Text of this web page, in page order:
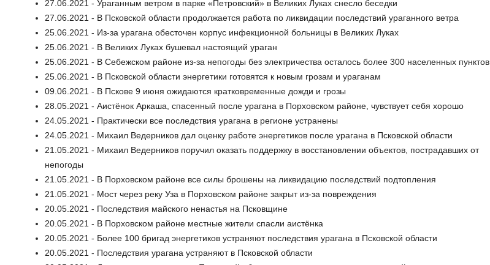
27.06.2021 - Ураганным ветром в парке «Петровский» в Великих Луках снесло беседки
27.06.2021 - В Псковской области продолжается работа по ликвидации последствий ураганного ветра
25.06.2021 - Из-за урагана обесточен корпус инфекционной больницы в Великих Луках
25.06.2021 - В Великих Луках бушевал настоящий ураган
25.06.2021 - В Себежском районе из-за непогоды без электричества осталось более 300 населенных пунктов
25.06.2021 - В Псковской области энергетики готовятся к новым грозам и ураганам
09.06.2021 - В Пскове 9 июня ожидаются кратковременные дожди и грозы
28.05.2021 - Аистёнок Аркаша, спасенный после урагана в Порховском районе, чувствует себя хорошо
24.05.2021 - Практически все последствия урагана в регионе устранены
24.05.2021 - Михаил Ведерников дал оценку работе энергетиков после урагана в Псковской области
21.05.2021 - Михаил Ведерников поручил оказать поддержку в восстановлении объектов, пострадавших от
непогоды
21.05.2021 - В Порховском районе все силы брошены на ликвидацию последствий подтопления
21.05.2021 - Мост через реку Уза в Порховском районе закрыт из-за повреждения
20.05.2021 - Последствия майского ненастья на Псковщине
20.05.2021 - В Порховском районе местные жители спасли аистёнка
20.05.2021 - Более 100 бригад энергетиков устраняют последствия урагана в Псковской области
20.05.2021 - Последствия урагана устраняют в Псковской области